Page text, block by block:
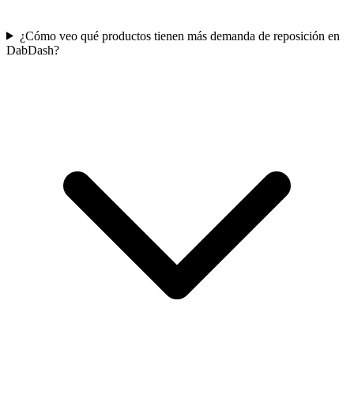
¿Cómo veo qué productos tienen más demanda de reposición en
DabDash?